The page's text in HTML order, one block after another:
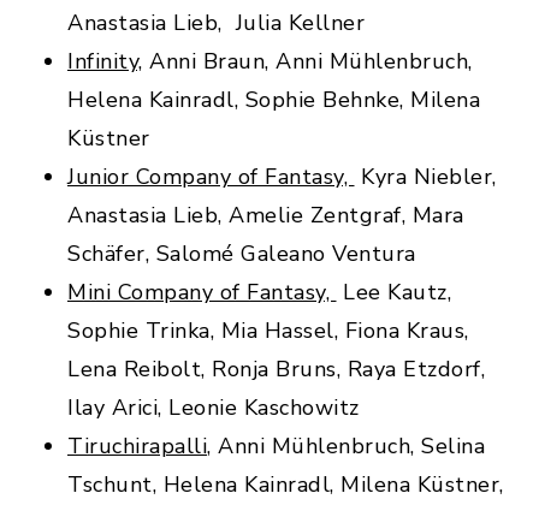
Anastasia Lieb, Julia Kellner
Infinity, Anni Braun, Anni Mühlenbruch,
Helena Kainradl, Sophie Behnke, Milena
Küstner
Junior Company of Fantasy, Kyra Niebler,
Anastasia Lieb, Amelie Zentgraf, Mara
Schäfer, Salomé Galeano Ventura
Mini Company of Fantasy, Lee Kautz,
Sophie Trinka, Mia Hassel, Fiona Kraus,
Lena Reibolt, Ronja Bruns, Raya Etzdorf,
Ilay Arici, Leonie Kaschowitz
Tiruchirapalli, Anni Mühlenbruch, Selina
Tschunt, Helena Kainradl, Milena Küstner,